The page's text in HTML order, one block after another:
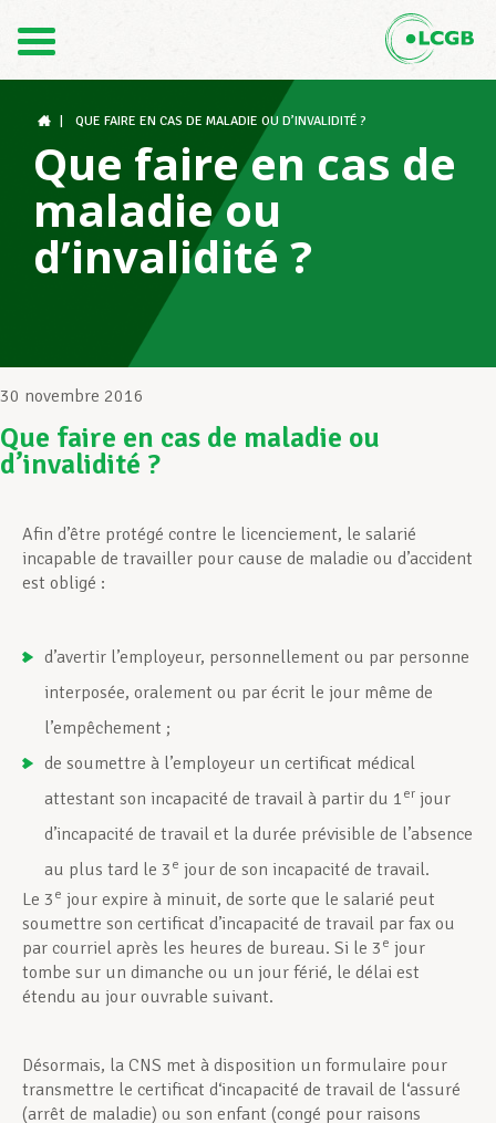
DE
Le LCGB
Structures syndicales
Assistance au Travail
Vos droits
Assistance en vie privée
Devenir Membre
Actualités
QUE FAIRE EN CAS DE MALADIE OU D’INVALIDITÉ ?
Que faire en cas de
maladie ou
d’invalidité ?
30 novembre 2016
Que faire en cas de maladie ou
d’invalidité ?
Afin d’être protégé contre le licenciement, le salarié
incapable de travailler pour cause de maladie ou d’accident
est obligé :
d’avertir l’employeur, personnellement ou par personne
interposée, oralement ou par écrit le jour même de
l’empêchement ;
de soumettre à l’employeur un certificat médical
attestant son incapacité de travail à partir du 1 er jour
d’incapacité de travail et la durée prévisible de l’absence
au plus tard le 3 e jour de son incapacité de travail.
Le 3 e jour expire à minuit, de sorte que le salarié peut
soumettre son certificat d’incapacité de travail par fax ou
par courriel après les heures de bureau. Si le 3 e jour
tombe sur un dimanche ou un jour férié, le délai est
étendu au jour ouvrable suivant.
Désormais, la CNS met à disposition un formulaire pour
transmettre le certificat d‘incapacité de travail de l‘assuré
(arrêt de maladie) ou son enfant (congé pour raisons